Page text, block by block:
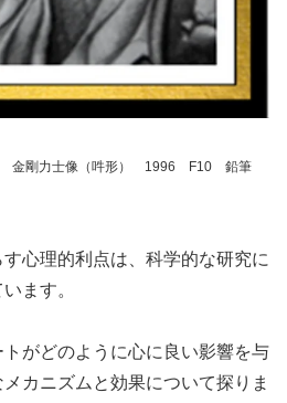
金剛力士像（吽形） 1996 F10 鉛筆
心理的利点は、科学的な研究に
ます。
がどのように心に良い影響を与
カニズムと効果について探りま